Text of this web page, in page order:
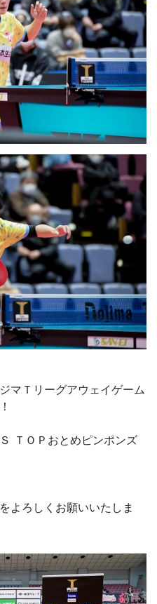
マＴリーグアウェイゲーム
ＴＯＰおとめピンポンズ
よろしくお願いいたしま